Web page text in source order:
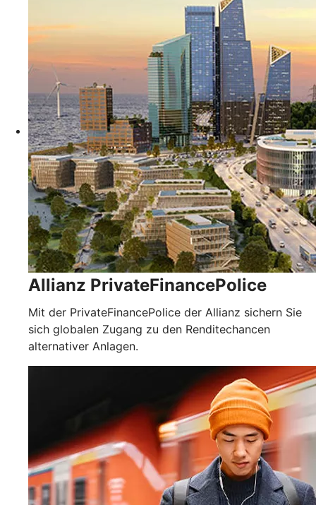
Allianz PrivateFinancePolice
Mit der PrivateFinancePolice der Allianz sichern Sie
sich globalen Zugang zu den Renditechancen
alternativer Anlagen.